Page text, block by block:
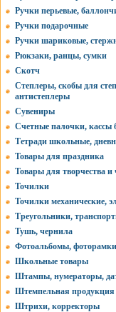
Ручки перьевые,
Ручки подарочные
Ручки шариковые,
Рюкзаки, ранцы, сумки
Скотч
Степлеры, скобы для
антистеплеры
Сувениры
Счетные палочки, кассы
Тетради школьные,
Товары для праздника
Товары для творчества и
Точилки
Точилки механические,
Треугольники,
Тушь, чернила
Фотоальбомы,
Школьные товары
Штампы, нумераторы,
Штемпельная продукция
Штрихи, корректоры